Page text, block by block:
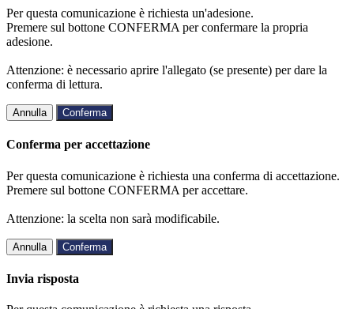
Per questa comunicazione è richiesta un'adesione.
Premere sul bottone CONFERMA per confermare la propria
adesione.
Attenzione: è necessario aprire l'allegato (se presente) per dare la
conferma di lettura.
Annulla Conferma
Conferma per accettazione
Per questa comunicazione è richiesta una conferma di accettazione.
Premere sul bottone CONFERMA per accettare.
Attenzione: la scelta non sarà modificabile.
Annulla Conferma
Invia risposta